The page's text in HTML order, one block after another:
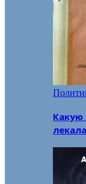
Какую